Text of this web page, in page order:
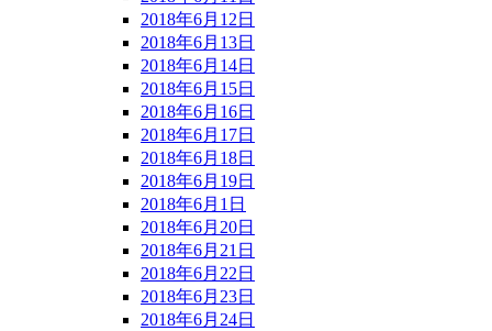
2018年6月12日
2018年6月13日
2018年6月14日
2018年6月15日
2018年6月16日
2018年6月17日
2018年6月18日
2018年6月19日
2018年6月1日
2018年6月20日
2018年6月21日
2018年6月22日
2018年6月23日
2018年6月24日